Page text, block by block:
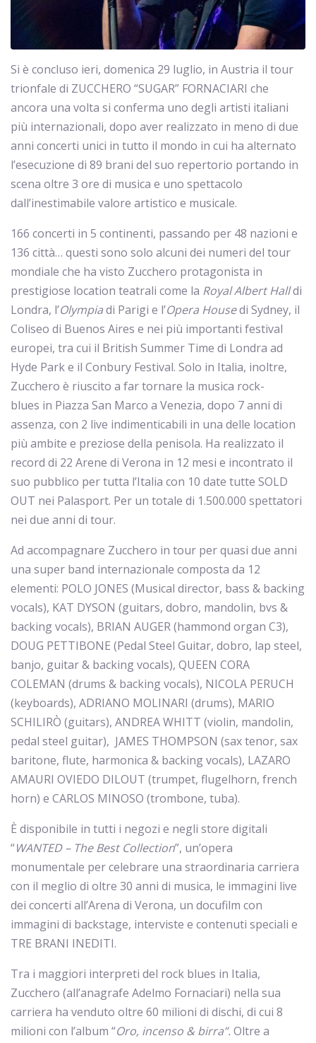
Si è concluso ieri, domenica 29 luglio, in Austria il tour
trionfale di ZUCCHERO “SUGAR” FORNACIARI che
ancora una volta si conferma uno degli artisti italiani
più internazionali, dopo aver realizzato in meno di due
anni concerti unici in tutto il mondo in cui ha alternato
l’esecuzione di 89 brani del suo repertorio portando in
scena oltre 3 ore di musica e uno spettacolo
dall’inestimabile valore artistico e musicale.
166 concerti in 5 continenti, passando per 48 nazioni e
136 città… questi sono solo alcuni dei numeri del tour
mondiale che ha visto Zucchero protagonista in
prestigiose location teatrali come la Royal Albert Halldi
Londra, l’Olympiadi Parigi e l’Opera Housedi Sydney, il
Coliseo di Buenos Aires e nei più importanti festival
europei, tra cui il British Summer Time di Londra ad
Hyde Park e il Conbury Festival. Solo in Italia, inoltre,
Zucchero è riuscito a far tornare la musica rock-
blues in Piazza San Marco a Venezia, dopo 7 anni di
assenza, con 2 live indimenticabili in una delle location
più ambite e preziose della penisola. Ha realizzato il
record di 22 Arene di Verona in 12 mesi e incontrato il
suo pubblico per tutta l’Italia con 10 date tutte SOLD
OUT nei Palasport. Per un totale di 1.500.000 spettatori
nei due anni di tour.
Ad accompagnare Zucchero in tour per quasi due anni
una super band internazionale composta da 12
elementi: POLO JONES (Musical director, bass & backing
vocals), KAT DYSON (guitars, dobro, mandolin, bvs &
backing vocals), BRIAN AUGER (hammond organ C3),
DOUG PETTIBONE (Pedal Steel Guitar, dobro, lap steel,
banjo, guitar & backing vocals), QUEEN CORA
COLEMAN (drums & backing vocals), NICOLA PERUCH
(keyboards), ADRIANO MOLINARI (drums), MARIO
SCHILIRÒ (guitars), ANDREA WHITT (violin, mandolin,
pedal steel guitar), JAMES THOMPSON (sax tenor, sax
baritone, flute, harmonica & backing vocals), LAZARO
AMAURI OVIEDO DILOUT (trumpet, flugelhorn, french
horn) e CARLOS MINOSO (trombone, tuba).
È disponibile in tutti i negozi e negli store digitali
“WANTED – The Best Collection”, un’opera
monumentale per celebrare una straordinaria carriera
con il meglio di oltre 30 anni di musica, le immagini live
dei concerti all’Arena di Verona, un docufilm con
immagini di backstage, interviste e contenuti speciali e
TRE BRANI INEDITI.
Tra i maggiori interpreti del rock blues in Italia,
Zucchero (all’anagrafe Adelmo Fornaciari) nella sua
carriera ha venduto oltre 60 milioni di dischi, di cui 8
milioni con l’album “Oro, incenso & birra”. Oltre a